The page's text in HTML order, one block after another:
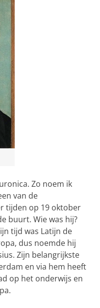
Zo noem ik
van de
tijden op 19 oktober
buurt. Wie was hij?
tijd was Latijn de
dus noemde hij
Zijn belangrijkste
en via hem heeft
op het onderwijs en